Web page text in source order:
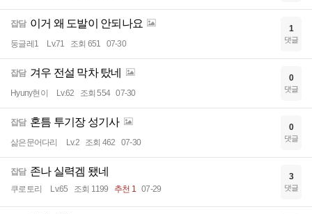
잡담 이거 왜 도발이 안되나요
둥글레1 Lv.71 조회 651 07-30
1
댓글
잡담 겨우 전설 막차 탔네
Hyuny현이 Lv.62 조회 554 07-30
0
댓글
잡담 혼틈 투기장 성기사
삶은문어다리 Lv.2 조회 462 07-30
0
댓글
잡담 존나 실력겜 됐네
쿠로토리 Lv.65 조회 1199 추천 1 07-29
3
댓글